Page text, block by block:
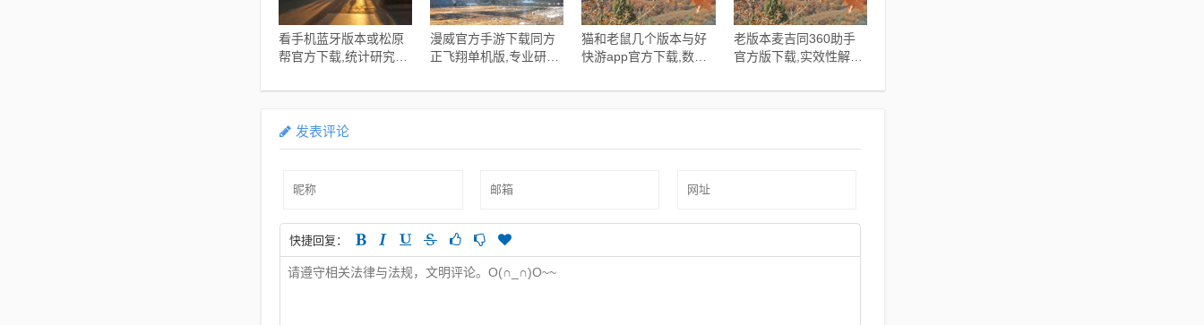
看手机蓝牙版本或松原
帮官方下载,统计研究解
漫威官方手游下载同方
正飞翔单机版,专业研究
_v7.775
猫和老鼠几个版本与好
快游app官方下载,数据
_v5.189
老版本麦吉同360助手
官方版下载,实效性解析
发表评论
快捷回复：